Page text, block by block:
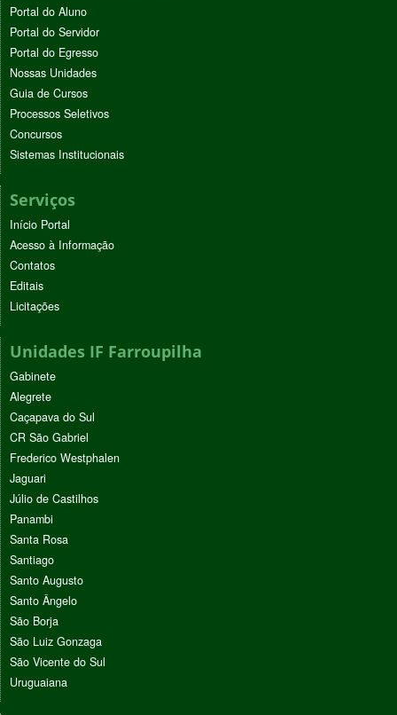
Portal do Aluno
Portal do Servidor
Portal do Egresso
Nossas Unidades
Guia de Cursos
Processos Seletivos
Concursos
Sistemas Institucionais
Serviços
Início Portal
Acesso à Informação
Contatos
Editais
Licitações
Unidades IF Farroupilha
Gabinete
Alegrete
Caçapava do Sul
CR São Gabriel
Frederico Westphalen
Jaguari
Júlio de Castilhos
Panambi
Santa Rosa
Santiago
Santo Augusto
Santo Ângelo
São Borja
São Luiz Gonzaga
São Vicente do Sul
Uruguaiana